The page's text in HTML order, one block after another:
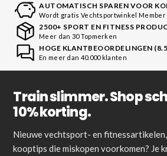
AUTOMATISCH SPAREN VOOR
Wordt gratis Vechtsportwinkel Member
2500+ SPORT EN FITNESS
Meer dan 30 Topmerken
HOGE KLANTBEOORDELINGEN
En meer dan 40.000 klanten
Train slimmer. Shop
10% korting.
Nieuwe vechtsport- en
kooptips die miskopen voorkomen? Je